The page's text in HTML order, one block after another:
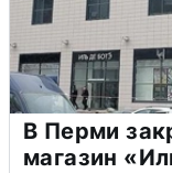
В Перми
магазин